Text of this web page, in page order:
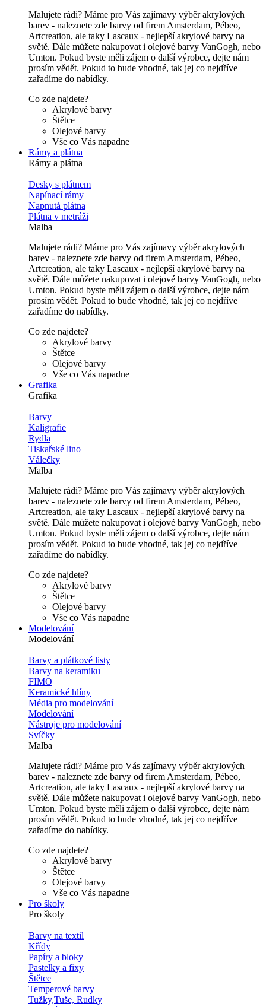
Malujete rádi? Máme pro Vás zajímavy výběr akrylových
barev - naleznete zde barvy od firem Amsterdam, Pébeo,
Artcreation, ale taky Lascaux - nejlepší akrylové barvy na
světě. Dále můžete nakupovat i olejové barvy VanGogh, nebo
Umton. Pokud byste měli zájem o další výrobce, dejte nám
prosím vědět. Pokud to bude vhodné, tak jej co nejdříve
zařadíme do nabídky.
Co zde najdete?
Akrylové barvy
Štětce
Olejové barvy
Vše co Vás napadne
Rámy a plátna
Rámy a plátna
Desky s plátnem
Napínací rámy
Napnutá plátna
Plátna v metráži
Malba
Malujete rádi? Máme pro Vás zajímavy výběr akrylových
barev - naleznete zde barvy od firem Amsterdam, Pébeo,
Artcreation, ale taky Lascaux - nejlepší akrylové barvy na
světě. Dále můžete nakupovat i olejové barvy VanGogh, nebo
Umton. Pokud byste měli zájem o další výrobce, dejte nám
prosím vědět. Pokud to bude vhodné, tak jej co nejdříve
zařadíme do nabídky.
Co zde najdete?
Akrylové barvy
Štětce
Olejové barvy
Vše co Vás napadne
Grafika
Grafika
Barvy
Kaligrafie
Rydla
Tiskařské lino
Válečky
Malba
Malujete rádi? Máme pro Vás zajímavy výběr akrylových
barev - naleznete zde barvy od firem Amsterdam, Pébeo,
Artcreation, ale taky Lascaux - nejlepší akrylové barvy na
světě. Dále můžete nakupovat i olejové barvy VanGogh, nebo
Umton. Pokud byste měli zájem o další výrobce, dejte nám
prosím vědět. Pokud to bude vhodné, tak jej co nejdříve
zařadíme do nabídky.
Co zde najdete?
Akrylové barvy
Štětce
Olejové barvy
Vše co Vás napadne
Modelování
Modelování
Barvy a plátkové listy
Barvy na keramiku
FIMO
Keramické hlíny
Média pro modelování
Modelování
Nástroje pro modelování
Svíčky
Malba
Malujete rádi? Máme pro Vás zajímavy výběr akrylových
barev - naleznete zde barvy od firem Amsterdam, Pébeo,
Artcreation, ale taky Lascaux - nejlepší akrylové barvy na
světě. Dále můžete nakupovat i olejové barvy VanGogh, nebo
Umton. Pokud byste měli zájem o další výrobce, dejte nám
prosím vědět. Pokud to bude vhodné, tak jej co nejdříve
zařadíme do nabídky.
Co zde najdete?
Akrylové barvy
Štětce
Olejové barvy
Vše co Vás napadne
Pro školy
Pro školy
Barvy na textil
Křídy
Papíry a bloky
Pastelky a fixy
Štětce
Temperové barvy
Tužky,Tuše, Rudky